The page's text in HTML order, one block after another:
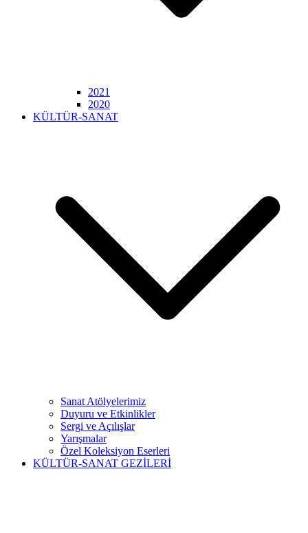
2021
2020
KÜLTÜR-SANAT
Sanat Atölyelerimiz
Duyuru ve Etkinlikler
Sergi ve Açılışlar
Yarışmalar
Özel Koleksiyon Eserleri
KÜLTÜR-SANAT GEZİLERİ